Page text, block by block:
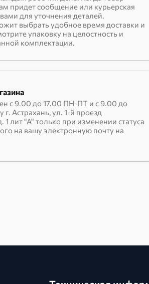
придет сообщение или курьерская
для уточнения деталей.
выбрать удобное время доставки и
упаковку на целостность и
комплектации.
с 9.00 до 17.00 ПН-ПТ и с 9.00 до
г. Астрахань, ул. 1-й проезд
1 лит "А" только при изменении статуса
на вашу электронную почту на